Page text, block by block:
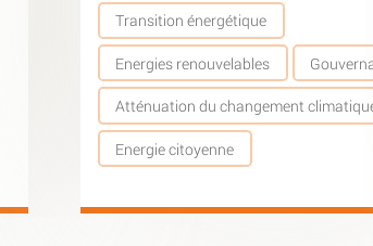
Transition énergétique
Energies renouvelables
Atténuation du changement
Energie citoyenne